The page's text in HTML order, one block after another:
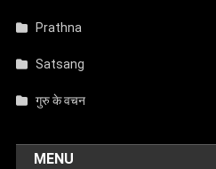
Prathna
Satsang
गुरु के वचन
MENU